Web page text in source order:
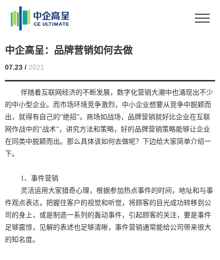
中企高呈：品牌营销如何去做
07.23 / 2021
伴随着互联网经济的不断发展，数字化营销大潮中也涌现出不少
的中小型企业。而市场环境竞争激烈，中小企业想要从竞争中脱颖而
出，就得有自己的“绝招”。商场如战场，品牌营销就好比企业在互联
网作战中的“战术”，讲究方法和策略，好的品牌营销策略能够让企业
在同类中脱颖而出。那么具体该如何去做呢？下边给大家简单介绍一
下。
1、事件营销
灵活运用大家猎奇心理，根据参加热点事件的时间，地址和与事
件观点表达，把握住客户的视觉和听觉，将顾客的目光成功转移到公
司的身上，或是制造一系列的轰动事件，引起顾客的关注，要是事件
足够震惊，见解的表述也足够清晰，事件营销通常能给公司带来很大
的知名度。